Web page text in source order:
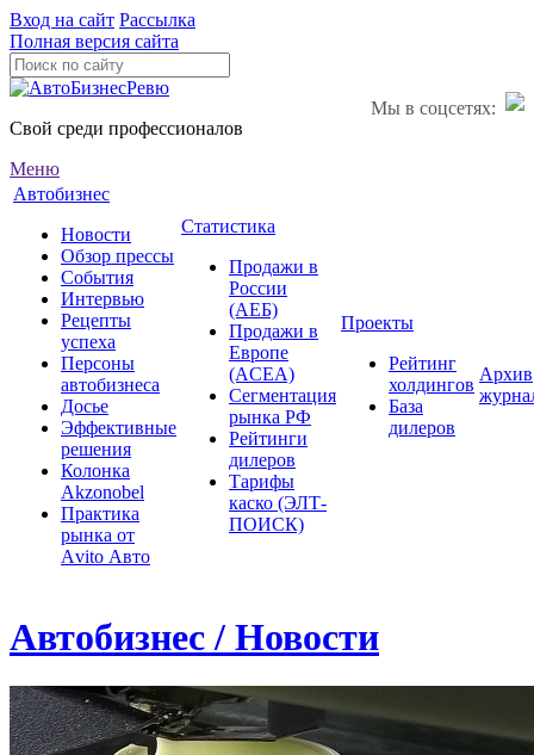
Вход на сайт Рассылка
Полная версия сайта
Мы в соцсетях:
Свой среди профессионалов
Меню
Автобизнес
Новости
Обзор прессы
События
Интервью
Рецепты
успеха
Персоны
автобизнеса
Досье
Эффективные
решения
Колонка
Akzonobel
Практика
рынка от
Аvito Авто
Статистика
Продажи в
России
(АЕБ)
Продажи в
Европе
(ACEA)
Сегментация
рынка РФ
Рейтинги
дилеров
Тарифы
каско (ЭЛТ-
ПОИСК)
Проекты
Рейтинг
холдингов
База
дилеров
Архив
Автобизнес / Новости